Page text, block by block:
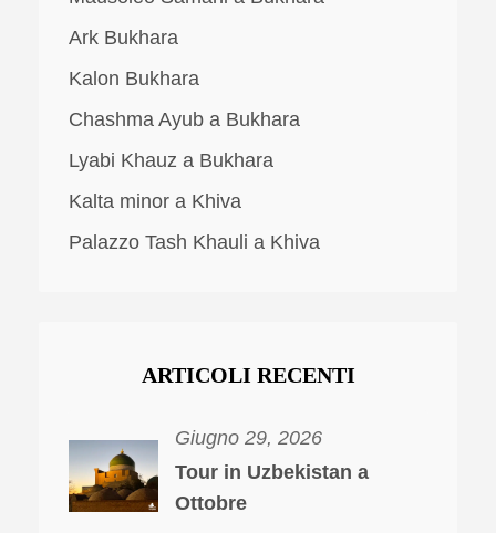
Ark Bukhara
Kalon Bukhara
Chashma Ayub a Bukhara
Lyabi Khauz a Bukhara
Kalta minor a Khiva
Palazzo Tash Khauli a Khiva
ARTICOLI RECENTI
Giugno 29, 2026
Tour in Uzbekistan a
Ottobre